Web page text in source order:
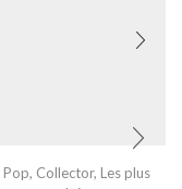
Pop, Collector, Les plus